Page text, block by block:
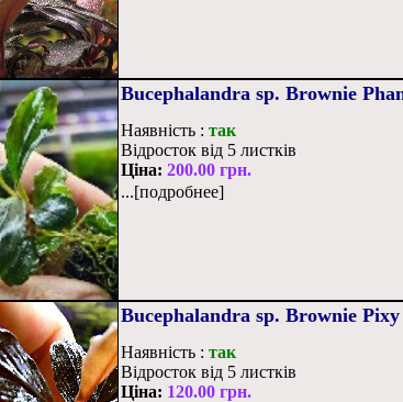
Bucephalandra sp. Brownie
Наявність :так
Відросток від 5 листків
Ціна:200.00 грн.
...[подробнее]
Bucephalandra sp. Brownie Pixy
Наявність :так
Відросток від 5 листків
Ціна: 120.00 грн.